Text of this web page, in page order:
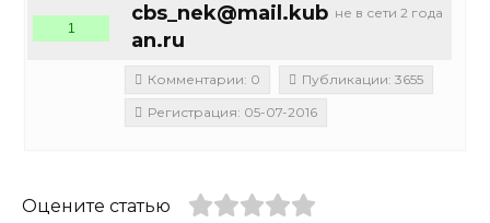
не в сети 2 года
cbs_nek@mail.kub
an.ru
1
Комментарии: 0
Публикации: 3655
Регистрация: 05-07-2016
Оцените статью